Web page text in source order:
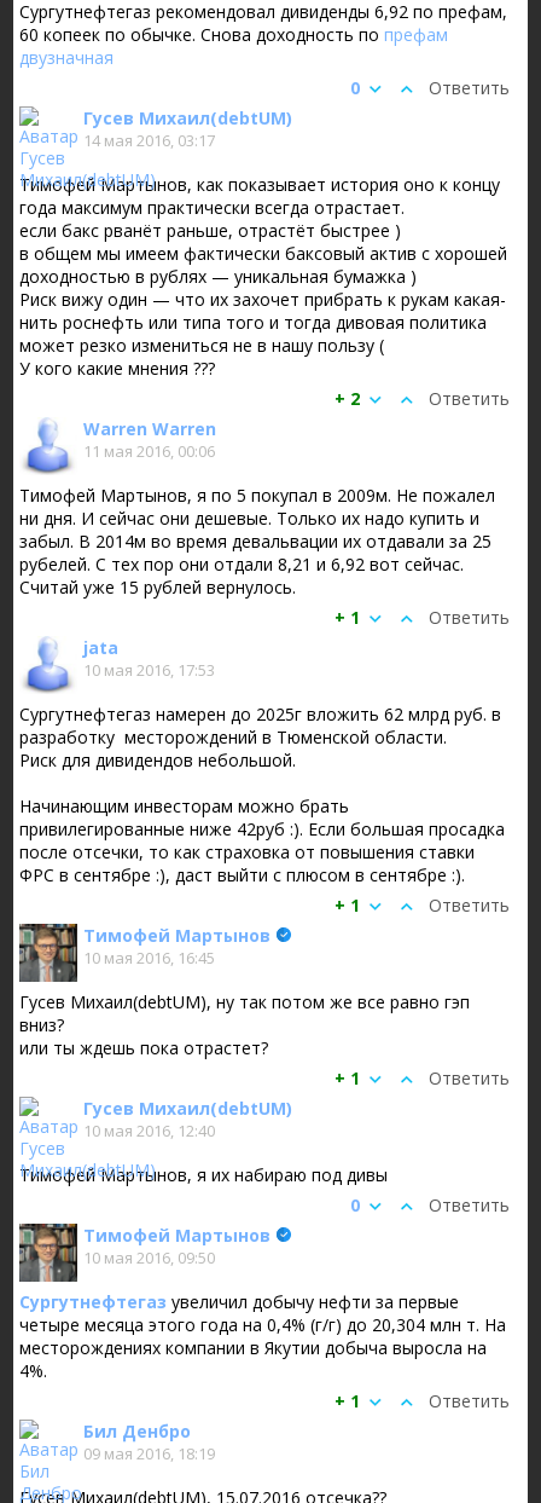
Сургутнефтегаз рекомендовал дивиденды 6,92 по префам,
60 копеек по обычке. Снова доходность попрефам
двузначная
Ответить
0
Гусев Михаил(debtUM)
14 мая 2016, 03:17
Тимофей Мартынов, как показывает история оно к концу
года максимум практически всегда отрастает.
если бакс рванёт раньше, отрастёт быстрее )
в общем мы имеем фактически баксовый актив с хорошей
доходностью в рублях — уникальная бумажка )
Риск вижу один — что их захочет прибрать к рукам какая-
нить роснефть или типа того и тогда дивовая политика
может резко измениться не в нашу пользу (
У кого какие мнения ???
Ответить
+ 2
Warren Warren
11 мая 2016, 00:06
Тимофей Мартынов, я по 5 покупал в 2009м. Не пожалел
ни дня. И сейчас они дешевые. Только их надо купить и
забыл. В 2014м во время девальвации их отдавали за 25
рубелей. С тех пор они отдали 8,21 и 6,92 вот сейчас.
Считай уже 15 рублей вернулось.
Ответить
+ 1
jata
10 мая 2016, 17:53
Сургутнефтегаз намерен до 2025г вложить 62 млрд руб. в
разработку месторождений в Тюменской области.
Риск для дивидендов небольшой.
Начинающим инвесторам можно брать
привилегированные ниже 42руб :). Если большая просадка
после отсечки, то как страховка от повышения ставки
ФРС в сентябре :), даст выйти с плюсом в сентябре :).
Ответить
+ 1
Тимофей Мартынов
10 мая 2016, 16:45
Гусев Михаил(debtUM), ну так потом же все равно гэп
вниз?
или ты ждешь пока отрастет?
Ответить
+ 1
Гусев Михаил(debtUM)
10 мая 2016, 12:40
Тимофей Мартынов, я их набираю под дивы
Ответить
0
Тимофей Мартынов
10 мая 2016, 09:50
Сургутнефтегаз увеличил добычу нефти за первые
четыре месяца этого года на 0,4% (г/г) до 20,304 млн т. На
месторождениях компании в Якутии добыча выросла на
4%.
Ответить
+ 1
Бил Денбро
09 мая 2016, 18:19
Гусев Михаил(debtUM), 15.07.2016 отсечка??